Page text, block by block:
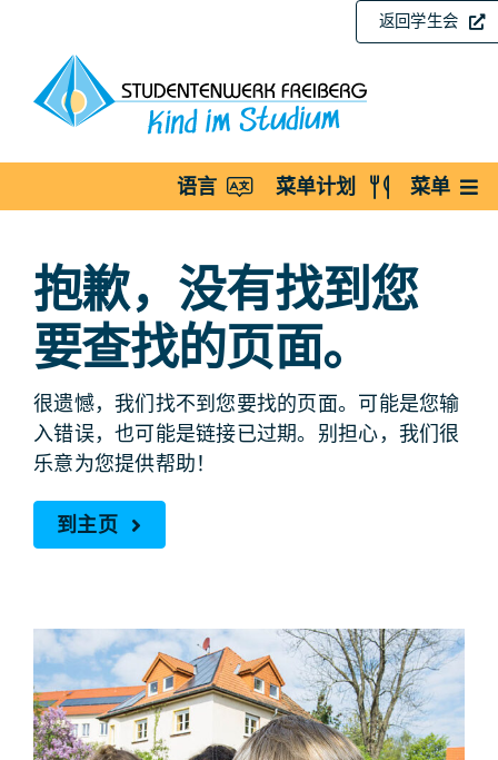
返回学生会
语言 菜单计划 菜单
抱歉，没有找到您
要查找的页面。
很遗憾，我们找不到您要找的页面。可能是您输
入错误，也可能是链接已过期。别担心，我们很
乐意为您提供帮助！
到主页